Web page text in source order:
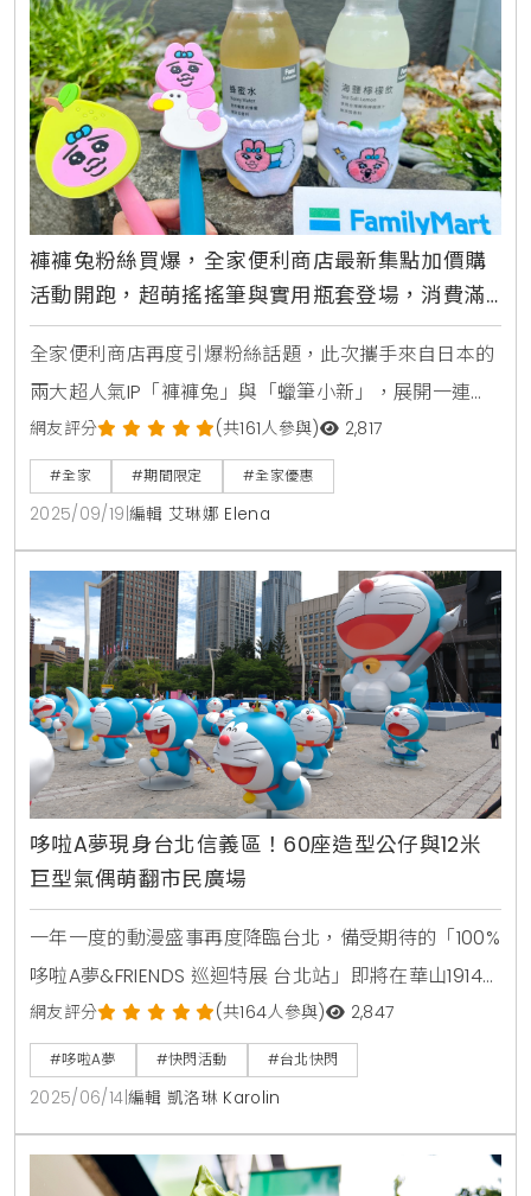
褲褲兔粉絲買爆，全家便利商店最新集點加價購
活動開跑，超萌搖搖筆與實用瓶套登場，消費滿
額再送百元購物金、爽抽3萬元旅遊金
全家便利商店再度引爆粉絲話題，此次攜手來自日本的
兩大超人氣IP「褲褲兔」與「蠟筆小新」，展開一連串
可愛又美味的聯名攻勢，從實用又療癒的周邊商品加價
購，到完美復刻動畫場景的經典美食，讓消費者在享受
便利生活的同時，也能被滿滿的萌力包圍，無論是褲褲
兔的忠實粉絲，還是看著蠟筆新長大的朋友，這次的活
動都將讓人心甘情願地被優惠打敗。褲褲兔首度登陸全
家，超萌周邊加價購粉絲必收近期在日本迅速竄紅，以
「笑中帶淚」的
網友評分 (共161人參與) 2,817
#全家 #期間限定 #全家優惠
2025/09/19 編輯 艾琳娜 Elena
哆啦A夢現身台北信義區！60座造型公仔與12米
巨型氣偶萌翻市民廣場
一年一度的動漫盛事再度降臨台北，備受期待的「100%
哆啦A夢&FRIENDS 巡迴特展 台北站」即將在華山1914
文創園區盛大登場。為了替展覽暖身，主辦單位聯合數
位文創與AllRights Reserved聯手出擊，於6月14日和15
日兩天，在台北市民廣場舉辦快閃活動，率先曝光了展
覽的吸睛亮點，吸引大批民眾爭相目睹，現場氣氛熱鬧
非凡。巨型哆啦A夢空降信義區 60座造型公仔一次看個
網友評分 (共164人參與) 2,847
#哆啦A夢 #快閃活動 #台北快閃
2025/06/14 編輯 凱洛琳 Karolin